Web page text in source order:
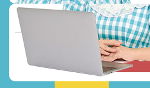
Webからのお問い
お問い合わせ